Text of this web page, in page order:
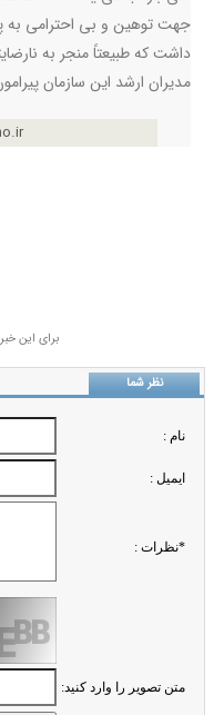
جهت توهین و بی احترامی به
داشت که طبیعتاً منجر به
مدیران ارشد این سازمان
برای این
نظر شما
نام :
ايميل :
*نظرات :
متن تصویر را وارد کنید: